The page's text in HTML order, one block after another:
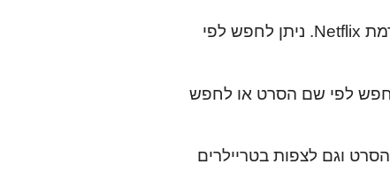
: אם אתה מחפש סרטים לצפייה באינטרנט, כדאי לבדוק את המבחר הרחב של סרטים שמציעה פלטפורמת Netflix. ניתן לחפש לפי
לחפש לפי שם הסרט או לחפש
וגם לצפות בטריילרים